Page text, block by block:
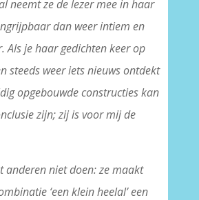
neemt ze de lezer mee in haar
dan weer intiem en
Als je haar gedichten keer op
steeds weer iets nieuws ontdekt
opgebouwde constructies kan
zijn; zij is voor mij de
anderen niet doen: ze maakt
‘een klein heelal’ een